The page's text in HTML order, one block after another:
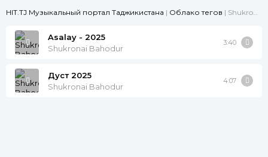
HIT.TJ Музыкальный портал Таджикистана | Облако тегов | Shukronai Bahodur
Asalay - 2025
Shukronai Bahodur
3:40
Дуст 2025
Shukronai Bahodur
4:07